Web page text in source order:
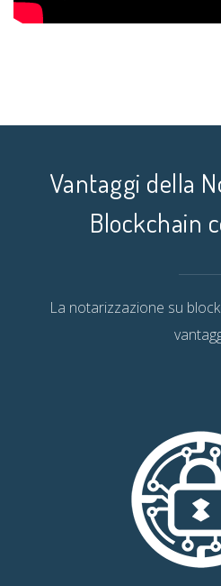
Vantaggi della
Blockchain
La notarizzazione su